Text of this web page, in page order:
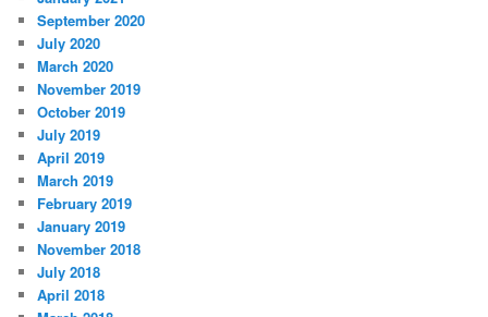
September 2020
July 2020
March 2020
November 2019
October 2019
July 2019
April 2019
March 2019
February 2019
January 2019
November 2018
July 2018
April 2018